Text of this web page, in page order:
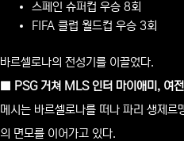
스페인 슈퍼컵 우승 8회
FIFA 클럽 월드컵 우승 3회
바르셀로나의 전성기를 이끌었다.
■ PSG 거쳐 MLS 인터 마이애미, 여
메시는 바르셀로나를 떠나 파리 생제
의 면모를 이어가고 있다.